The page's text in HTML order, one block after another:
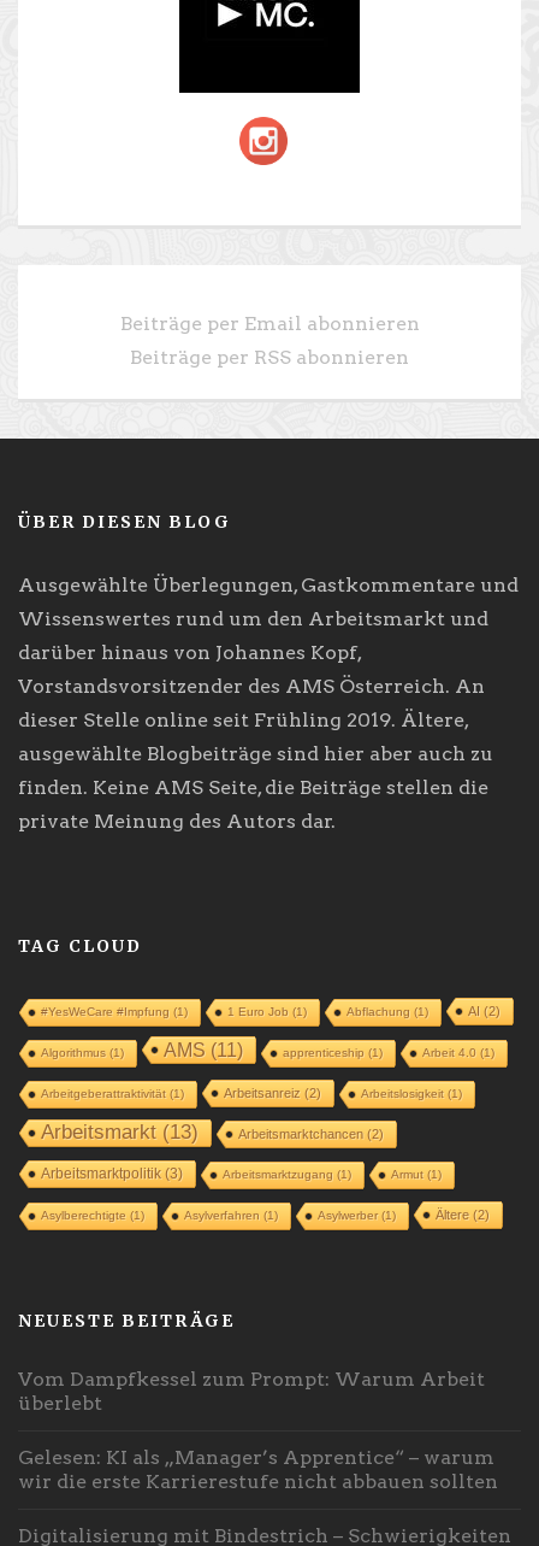
Beiträge per Email abonnieren
Beiträge per RSS abonnieren
ÜBER DIESEN BLOG
Ausgewählte Überlegungen, Gastkommentare und
Wissenswertes rund um den Arbeitsmarkt und
darüber hinaus von Johannes Kopf,
Vorstandsvorsitzender des AMS Österreich. An
dieser Stelle online seit Frühling 2019. Ältere,
ausgewählte Blogbeiträge sind hier aber auch zu
finden. Keine AMS Seite, die Beiträge stellen die
private Meinung des Autors dar.
TAG CLOUD
#YesWeCare #Impfung (1) 1 Euro Job (1) Abflachung (1) AI (2)
Algorithmus (1) AMS (11) apprenticeship (1) Arbeit 4.0 (1)
Arbeitgeberattraktivität(1) Arbeitsanreiz (2) Arbeitslosigkeit(1)
Arbeitsmarkt(13) Arbeitsmarktchancen (2)
Arbeitsmarktpolitik(3) Arbeitsmarktzugang (1) Armut(1)
Asylberechtigte (1) Asylverfahren (1) Asylwerber(1) Ältere(2)
NEUESTE BEITRÄGE
Vom Dampfkessel zum Prompt: Warum Arbeit
überlebt
Gelesen: KI als „Manager’s Apprentice“ – warum
wir die erste Karrierestufe nicht abbauen sollten
Digitalisierung mit Bindestrich – Schwierigkeiten